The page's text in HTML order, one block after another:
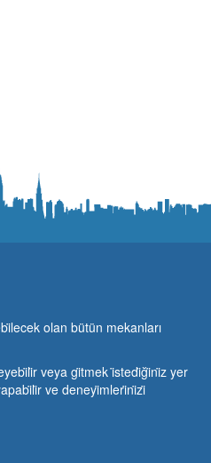
olan bütün mekanları
veya gi̇tmek i̇stedi̇ği̇ni̇z yer
ve deneyi̇mleri̇ni̇zi̇